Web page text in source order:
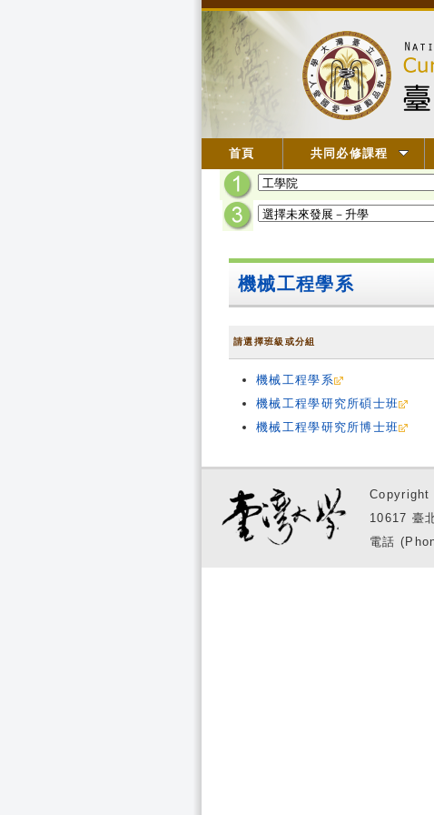
首頁 共同必修課程
機械工程學系
請選擇班級或分組
機械工程學系
機械工程學研究所碩士班
機械工程學研究所博士班
Copyright
10617 臺
電話